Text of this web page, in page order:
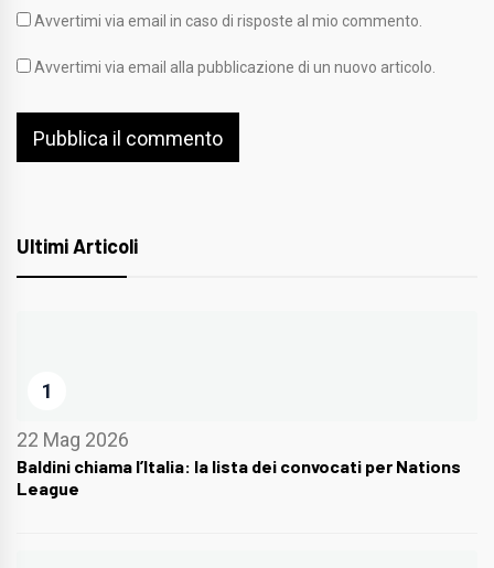
Avvertimi via email in caso di risposte al mio commento.
Avvertimi via email alla pubblicazione di un nuovo articolo.
Ultimi Articoli
1
22 Mag 2026
Baldini chiama l’Italia: la lista dei convocati per Nations
League